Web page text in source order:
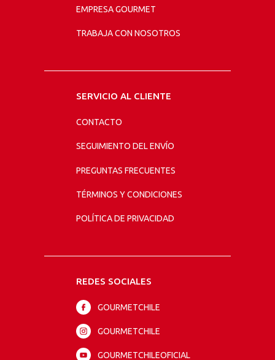
EMPRESA GOURMET
TRABAJA CON NOSOTROS
SERVICIO AL CLIENTE
CONTACTO
SEGUIMIENTO DEL ENVÍO
PREGUNTAS FRECUENTES
TÉRMINOS Y CONDICIONES
POLÍTICA DE PRIVACIDAD
REDES SOCIALES
GOURMETCHILE
GOURMETCHILE
GOURMETCHILEOFICIAL